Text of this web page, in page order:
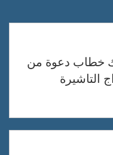
خطاب دعوة من
التاشيرة